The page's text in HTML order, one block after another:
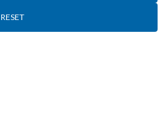
RESET